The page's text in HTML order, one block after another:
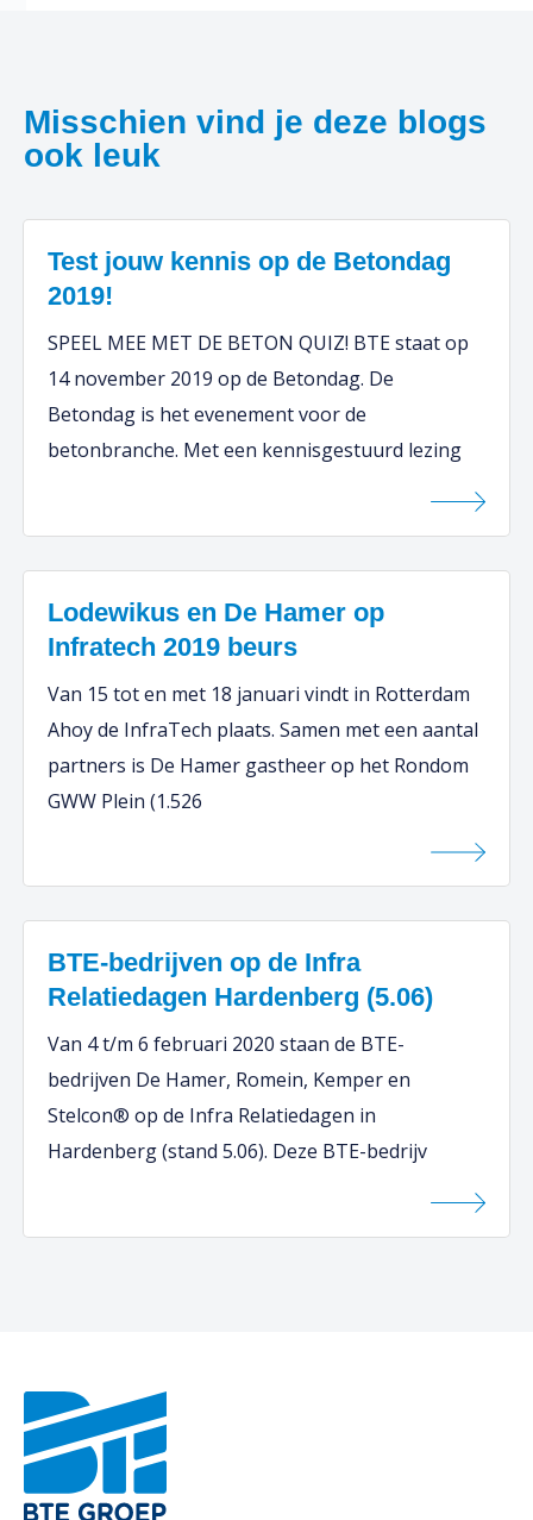
Misschien vind je deze blogs
ook leuk
Test jouw kennis op de Betondag
2019!
SPEEL MEE MET DE BETON QUIZ! BTE staat op
14 november 2019 op de Betondag. De
Betondag is het evenement voor de
betonbranche. Met een kennisgestuurd lezing
Lodewikus en De Hamer op
Infratech 2019 beurs
Van 15 tot en met 18 januari vindt in Rotterdam
Ahoy de InfraTech plaats. Samen met een aantal
partners is De Hamer gastheer op het Rondom
GWW Plein (1.526
BTE-bedrijven op de Infra
Relatiedagen Hardenberg (5.06)
Van 4 t/m 6 februari 2020 staan de BTE-
bedrijven De Hamer, Romein, Kemper en
Stelcon® op de Infra Relatiedagen in
Hardenberg (stand 5.06). Deze BTE-bedrijv